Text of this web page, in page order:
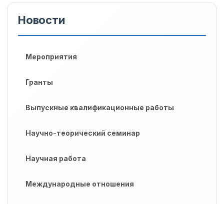
Новости
Мероприятия
Гранты
Выпускные квалификационные работы
Научно-теорический семинар
Научная работа
Международные отношения